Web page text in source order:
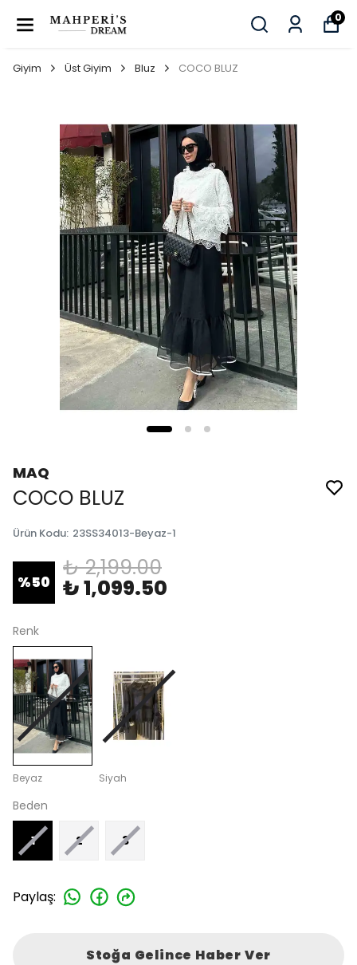
0
Giyim Üst Giyim Bluz COCO BLUZ
MAQ
COCO BLUZ
Ürün Kodu: 23SS34013-Beyaz-1
%50
₺ 2,199.00
₺ 1,099.50
Renk
Beyaz Siyah
Beden
1 2 3
Paylaş:
Stoğa Gelince Haber Ver